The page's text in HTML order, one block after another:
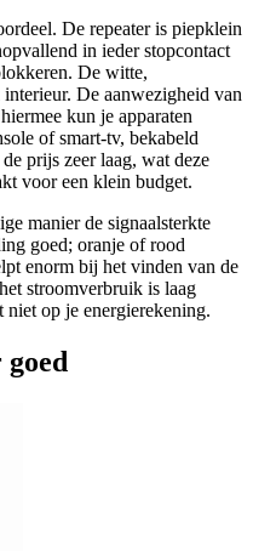
De repeater is piepklein
in ieder stopcontact
De witte,
De aanwezigheid van
kun je apparaten
of smart-tv, bekabeld
prijs zeer laag, wat deze
voor een klein budget.
manier de signaalsterkte
goed; oranje of rood
enorm bij het vinden van de
stroomverbruik is laag
op je energierekening.